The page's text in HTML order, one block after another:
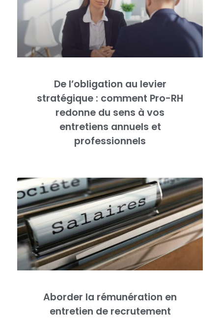
De l’obligation au levier
stratégique : comment Pro-RH
redonne du sens à vos
entretiens annuels et
professionnels
Aborder la rémunération en
entretien de recrutement